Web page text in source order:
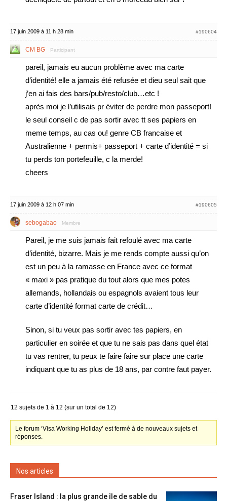
17 juin 2009 à 11 h 28 min #190604
CM BG Participant
pareil, jamais eu aucun problème avec ma carte
d’identité! elle a jamais été refusée et dieu seul sait que
j’en ai fais des bars/pub/resto/club…etc !
après moi je l’utilisais pr éviter de perdre mon passeport!
le seul conseil c de pas sortir avec tt ses papiers en
meme temps, au cas ou! genre CB francaise et
Australienne + permis+ passeport + carte d’identité = si
tu perds ton portefeuille, c la merde!
cheers
17 juin 2009 à 12 h 07 min #190605
sebogabao Membre
Pareil, je me suis jamais fait refoulé avec ma carte
d’identité, bizarre. Mais je me rends compte aussi qu’on
est un peu à la ramasse en France avec ce format
« maxi » pas pratique du tout alors que mes potes
allemands, hollandais ou espagnols avaient tous leur
carte d’identité format carte de crédit…
Sinon, si tu veux pas sortir avec tes papiers, en
particulier en soirée et que tu ne sais pas dans quel état
tu vas rentrer, tu peux te faire faire sur place une carte
indiquant que tu as plus de 18 ans, par contre faut payer.
12 sujets de 1 à 12 (sur un total de 12)
Le forum ‘Visa Working Holiday’ est fermé à de nouveaux sujets et
réponses.
Nos articles
Fraser Island : la plus grande île de sable du